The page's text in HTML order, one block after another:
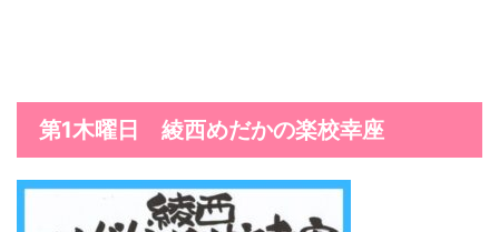
第1木曜日 綾西めだかの楽校幸座